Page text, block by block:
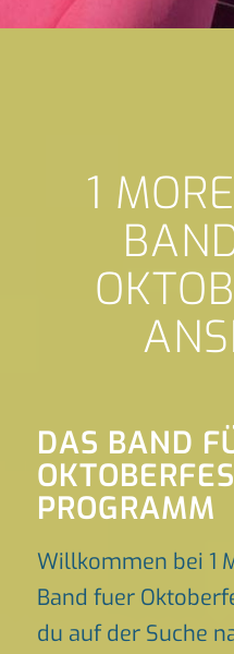
1
DAS BAND
PROGRAMM
Willkommen bei 1
Band fuer
du auf der Suche